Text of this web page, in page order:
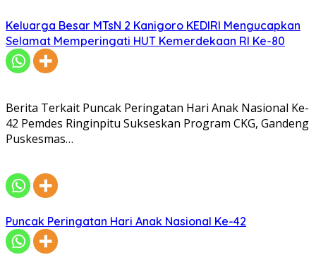
Keluarga Besar MTsN 2 Kanigoro KEDIRI Mengucapkan
Selamat Memperingati HUT Kemerdekaan RI Ke-80
Berita Terkait Puncak Peringatan Hari Anak Nasional Ke-
42 Pemdes Ringinpitu Sukseskan Program CKG, Gandeng
Puskesmas…
Puncak Peringatan Hari Anak Nasional Ke-42